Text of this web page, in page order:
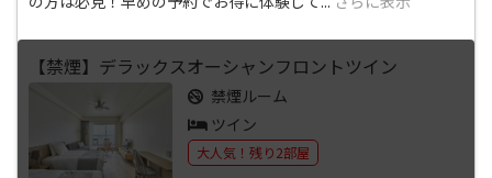
【禁煙】デラックスオーシャンフロントツイン
禁煙ルーム
ツイン
大人気！残り2部屋